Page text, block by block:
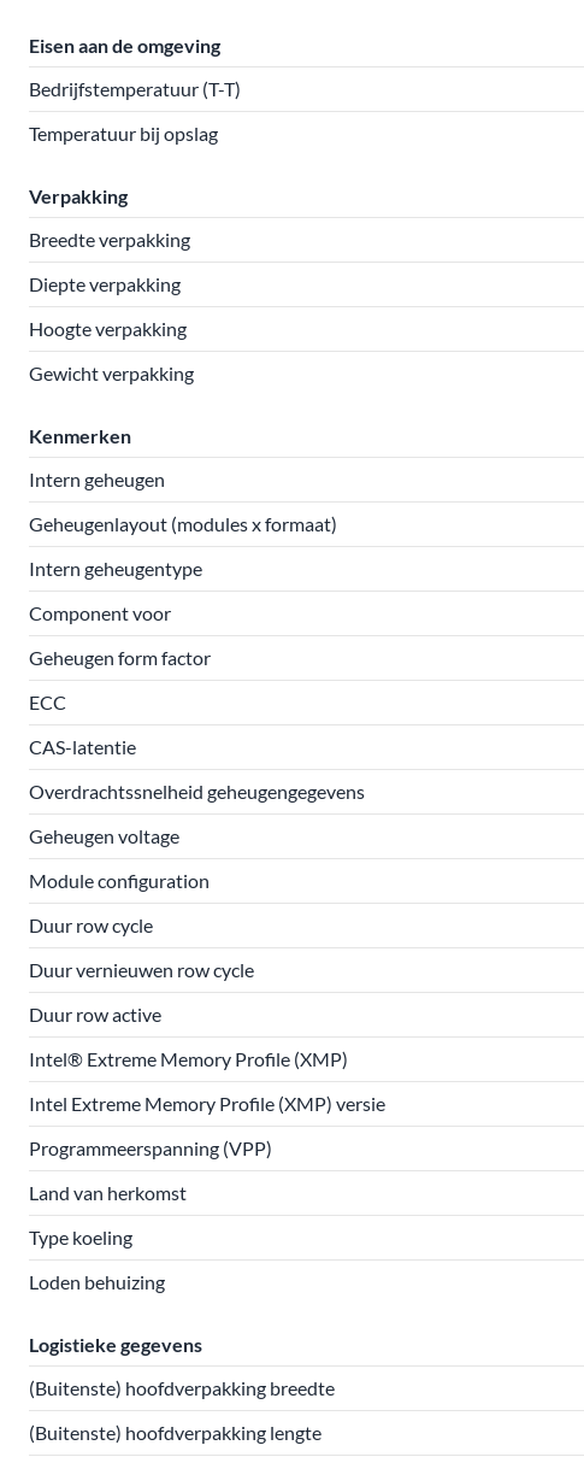
Eisen aan de omgeving
Bedrijfstemperatuur (T-T)
Temperatuur bij opslag
Verpakking
Breedte verpakking
Diepte verpakking
Hoogte verpakking
Gewicht verpakking
Kenmerken
Intern geheugen
Geheugenlayout (modules x formaat)
Intern geheugentype
Component voor
Geheugen form factor
ECC
CAS-latentie
Overdrachtssnelheid geheugengegevens
Geheugen voltage
Module configuration
Duur row cycle
Duur vernieuwen row cycle
Duur row active
Intel® Extreme Memory Profile (XMP)
Intel Extreme Memory Profile (XMP) versie
Programmeerspanning (VPP)
Land van herkomst
Type koeling
Loden behuizing
Logistieke gegevens
(Buitenste) hoofdverpakking breedte
(Buitenste) hoofdverpakking lengte